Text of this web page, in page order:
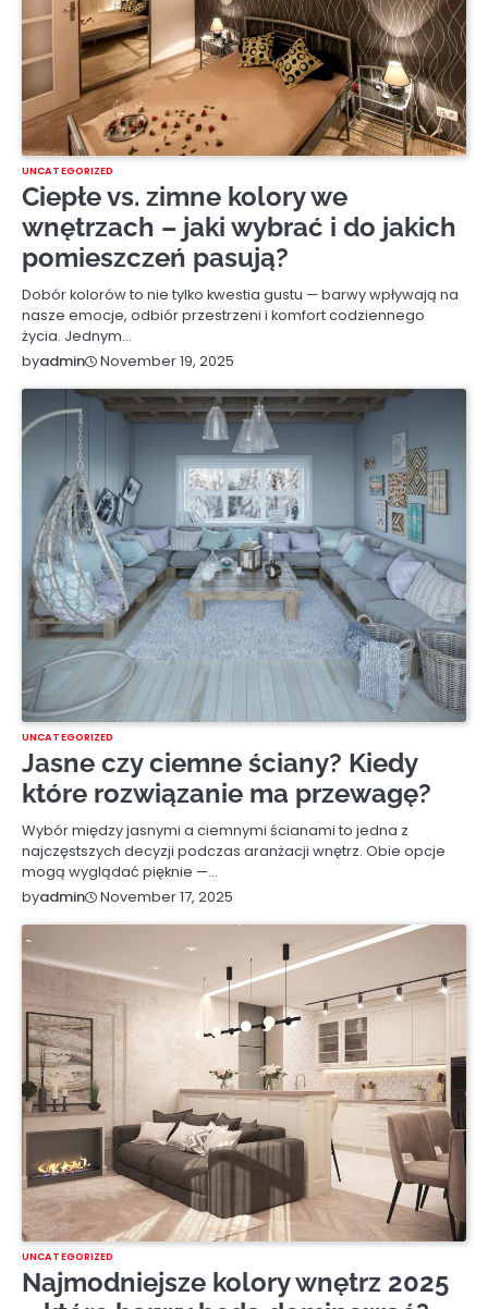
UNCATEGORIZED
Ciepłe vs. zimne kolory we
wnętrzach – jaki wybrać i do jakich
pomieszczeń pasują?
Dobór kolorów to nie tylko kwestia gustu — barwy wpływają na
nasze emocje, odbiór przestrzeni i komfort codziennego
życia. Jednym…
byadmin November 19, 2025
UNCATEGORIZED
Jasne czy ciemne ściany? Kiedy
które rozwiązanie ma przewagę?
Wybór między jasnymi a ciemnymi ścianami to jedna z
najczęstszych decyzji podczas aranżacji wnętrz. Obie opcje
mogą wyglądać pięknie —…
byadmin November 17, 2025
UNCATEGORIZED
Najmodniejsze kolory wnętrz 2025